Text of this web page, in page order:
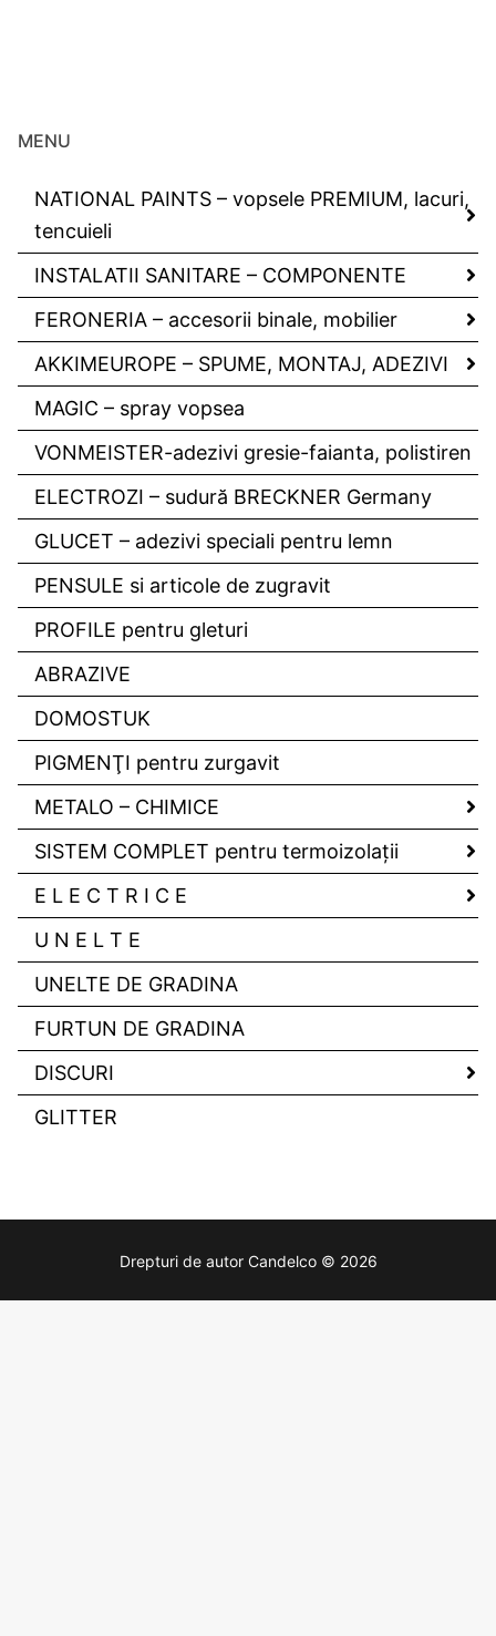
MENU
NATIONAL PAINTS – vopsele PREMIUM, lacuri,
tencuieli
INSTALATII SANITARE – COMPONENTE
FERONERIA – accesorii binale, mobilier
AKKIMEUROPE – SPUME, MONTAJ, ADEZIVI
MAGIC – spray vopsea
VONMEISTER-adezivi gresie-faianta, polistiren
ELECTROZI – sudură BRECKNER Germany
GLUCET – adezivi speciali pentru lemn
PENSULE si articole de zugravit
PROFILE pentru gleturi
ABRAZIVE
DOMOSTUK
PIGMENŢI pentru zurgavit
METALO – CHIMICE
SISTEM COMPLET pentru termoizolaţii
E L E C T R I C E
U N E L T E
UNELTE DE GRADINA
FURTUN DE GRADINA
DISCURI
GLITTER
Drepturi de autor Candelco © 2026